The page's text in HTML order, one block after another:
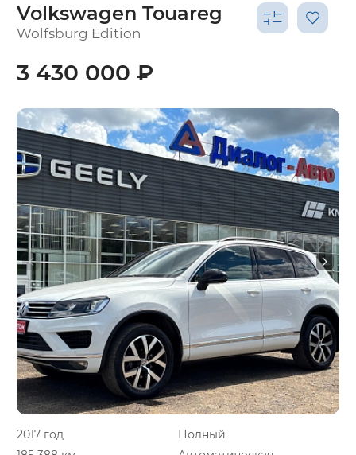
Volkswagen Touareg
Wolfsburg Edition
2017 год
Полный
3 430 000 ₽